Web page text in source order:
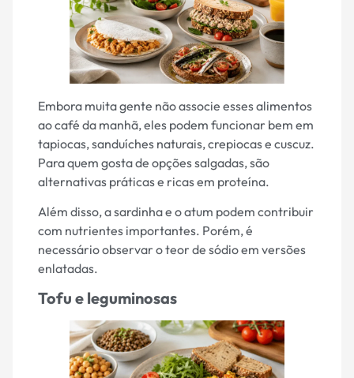
Embora muita gente não associe esses alimentos
ao café da manhã, eles podem funcionar bem em
tapiocas, sanduíches naturais, crepiocas e cuscuz.
Para quem gosta de opções salgadas, são
alternativas práticas e ricas em proteína.
Além disso, a sardinha e o atum podem contribuir
com nutrientes importantes. Porém, é
necessário observar o teor de sódio em versões
enlatadas.
Tofu e leguminosas